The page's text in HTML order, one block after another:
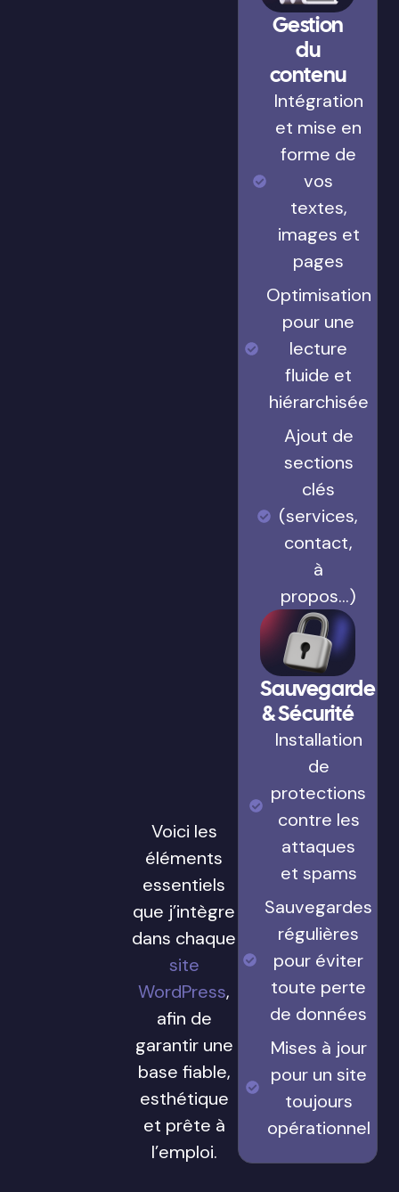
Voici les
éléments
essentiels
que j’intègre
dans chaque
site
WordPress,
afin de
garantir une
base fiable,
esthétique
et prête à
l’emploi.
Gestion
du
contenu
Intégration
et mise en
forme de
vos
textes,
images et
pages
Optimisation
pour une
lecture
fluide et
hiérarchisée
Ajout de
sections
clés
(services,
contact,
à
propos…)
Sauvegarde
& Sécurité
Installation
de
protections
contre les
attaques
et spams
Sauvegardes
régulières
pour éviter
toute perte
de données
Mises à jour
pour un site
toujours
opérationnel